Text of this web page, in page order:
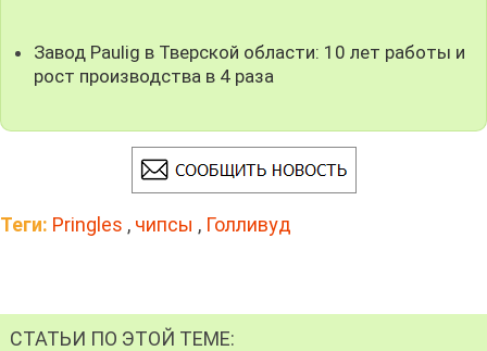
Завод Paulig в Тверской области: 10 лет работы и
рост производства в 4 раза
Теги: Pringles , чипсы , Голливуд
СТАТЬИ ПО ЭТОЙ ТЕМЕ: